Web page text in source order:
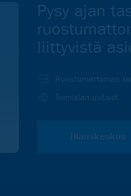
Pysy ajan
liittyvistä
Ruostumattoman
Toimialan uutiset
Tilauskeskus